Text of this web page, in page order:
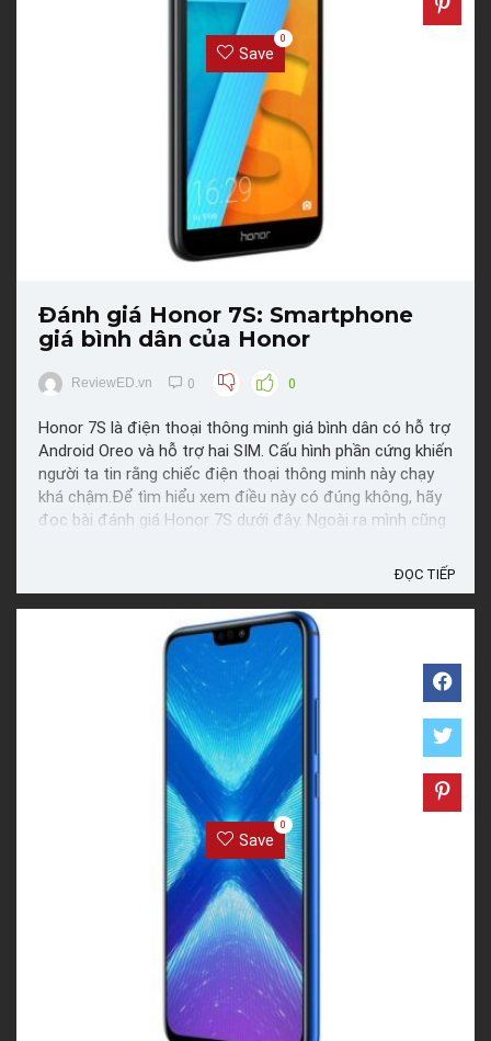
Save
0
Đánh giá Honor 7S: Smartphone
giá bình dân của Honor
ReviewED.vn 0 0
Honor 7S là điện thoại thông minh giá bình dân có hỗ trợ
Android Oreo và hỗ trợ hai SIM. Cấu hình phần cứng khiến
người ta tin rằng chiếc điện thoại thông minh này chạy
khá chậm.Để tìm hiểu xem điều này có đúng không, hãy
đọc bài đánh giá Honor 7S dưới đây. Ngoài ra mình cũng
ĐỌC TIẾP
Save
0